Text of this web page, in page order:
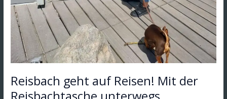
Reisbach geht auf Reisen! Mit der